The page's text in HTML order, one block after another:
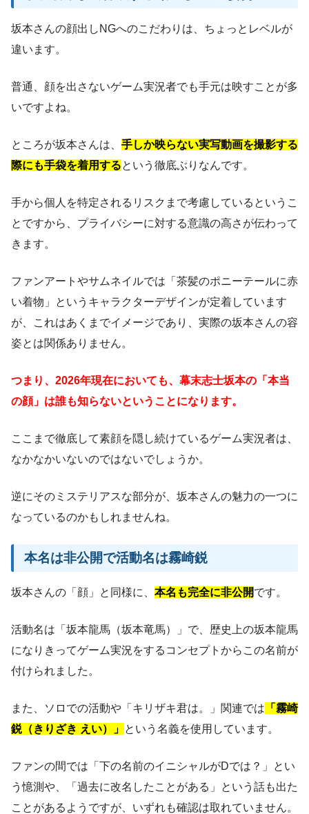
坂本さんの顔出しNGへのこだわりは、ちょっとレベルが
違います。
普通、顔を出さないゲーム実況者でも手元は映すことが多
いですよね。
ところが坂本さんは、 手しか映らない実写動画を撮影する
際にも手袋を着用するという徹底ぶりなんです。
手から個人を特定されるリスクまで考慮しているというこ
とですから、プライバシーに対する意識の高さが伝わって
きます。
ファンアートやサムネイルでは「茶髪のポニーテールに赤
い着物」というキャラクターデザインが定着しています
が、これはあくまでイメージであり、実際の坂本さんの容
姿とは関係ありません。
つまり、2026年現在においても、幕末志士坂本の「本当
の顔」は誰も知らないということになります。
ここまで徹底して素顔を隠し続けているゲーム実況者は、
なかなかいないのではないでしょうか。
逆にそのミステリアスな部分が、坂本さんの魅力の一つに
なっているのかもしれませんね。
本名は非公開で活動名は霧崎鋭
坂本さんの「顔」と同様に、 本名も完全に非公開です。
活動名は「坂本龍馬（坂本竜馬）」で、歴史上の坂本龍馬
になりきってゲーム実況をするコンセプトからこの名前が
付けられました。
また、ソロでの活動や「キリザキ君は。」関連では 「霧崎
鋭（きりざき えい）」 という名義を使用しています。
ファンの間では「下の名前のイニシャルがDでは？」とい
う憶測や、「過去に改名したことがある」という話も出た
ことがあるようですが、いずれも確認は取れていません。